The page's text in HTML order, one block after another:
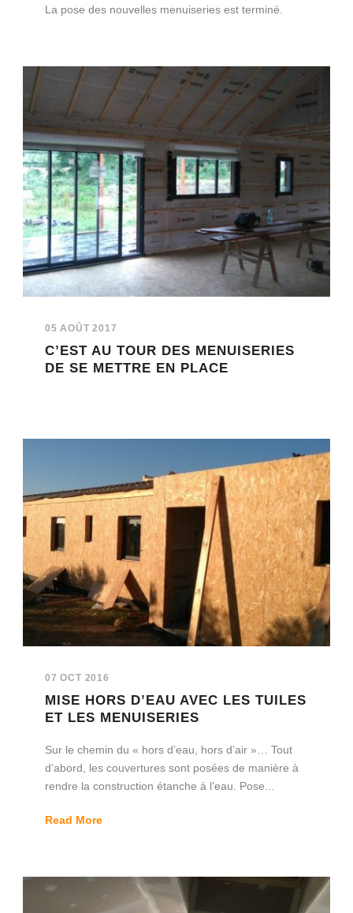
La pose des nouvelles menuiseries est terminé.
05 AOÛT 2017
C’EST AU TOUR DES MENUISERIES
DE SE METTRE EN PLACE
07 OCT 2016
MISE HORS D’EAU AVEC LES TUILES
ET LES MENUISERIES
Sur le chemin du « hors d’eau, hors d’air »… Tout
d’abord, les couvertures sont posées de manière à
rendre la construction étanche à l’eau. Pose...
Read More